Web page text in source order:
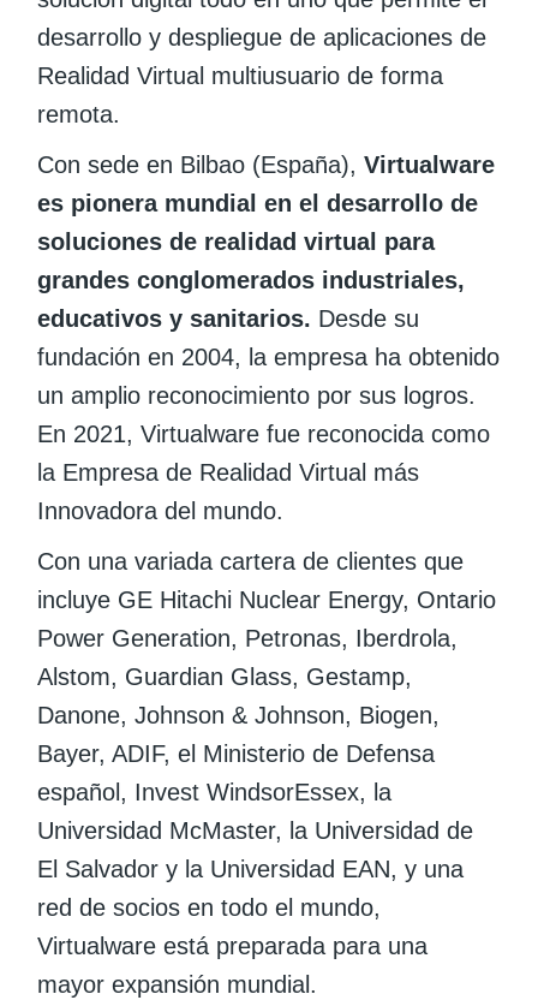
desarrollo y despliegue de aplicaciones de
Realidad Virtual multiusuario de forma
remota.
Con sede en Bilbao (España),Virtualware
es pionera mundial en el desarrollo de
soluciones de realidad virtual para
grandes conglomerados industriales,
educativos y sanitarios. Desde su
fundación en 2004, la empresa ha obtenido
un amplio reconocimiento por sus logros.
En 2021, Virtualware fue reconocida como
la Empresa de Realidad Virtual más
Innovadora del mundo.
Con una variada cartera de clientes que
incluye GE Hitachi Nuclear Energy, Ontario
Power Generation, Petronas, Iberdrola,
Alstom, Guardian Glass, Gestamp,
Danone, Johnson & Johnson, Biogen,
Bayer, ADIF, el Ministerio de Defensa
español, Invest WindsorEssex, la
Universidad McMaster, la Universidad de
El Salvador y la Universidad EAN, y una
red de socios en todo el mundo,
Virtualware está preparada para una
mayor expansión mundial.